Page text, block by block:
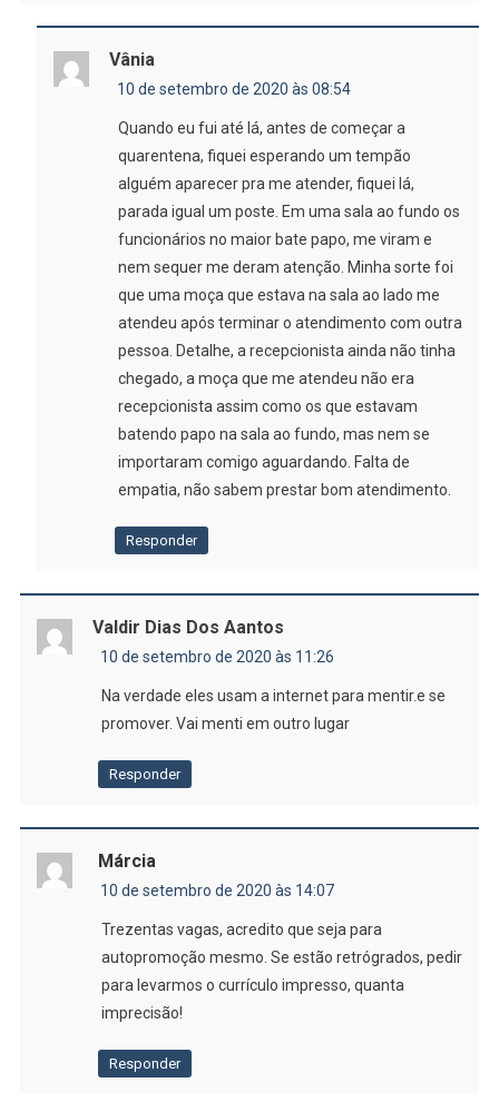
Vânia
10 de setembro de 2020 às 08:54
Quando eu fui até lá, antes de começar a
quarentena, fiquei esperando um tempão
alguém aparecer pra me atender, fiquei lá,
parada igual um poste. Em uma sala ao fundo os
funcionários no maior bate papo, me viram e
nem sequer me deram atenção. Minha sorte foi
que uma moça que estava na sala ao lado me
atendeu após terminar o atendimento com outra
pessoa. Detalhe, a recepcionista ainda não tinha
chegado, a moça que me atendeu não era
recepcionista assim como os que estavam
batendo papo na sala ao fundo, mas nem se
importaram comigo aguardando. Falta de
empatia, não sabem prestar bom atendimento.
Responder
Valdir Dias Dos Aantos
10 de setembro de 2020 às 11:26
Na verdade eles usam a internet para mentir.e se
promover. Vai menti em outro lugar
Responder
Márcia
10 de setembro de 2020 às 14:07
Trezentas vagas, acredito que seja para
autopromoção mesmo. Se estão retrógrados, pedir
para levarmos o currículo impresso, quanta
imprecisão!
Responder